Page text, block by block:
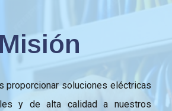
Misión
proporcionar soluciones eléctricas
y de alta calidad a nuestros